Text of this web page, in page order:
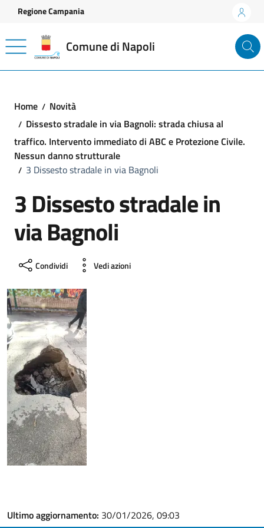
Vai ai contenuti
Vai al footer
Regione Campania
Comune di Napoli
Home
Novità
Dissesto stradale in via Bagnoli: strada chiusa al
traffico. Intervento immediato di ABC e Protezione Civile.
Nessun danno strutturale
3 Dissesto stradale in via Bagnoli
3 Dissesto stradale in
via Bagnoli
Condividi Vedi azioni
Ultimo aggiornamento: 30/01/2026, 09:03